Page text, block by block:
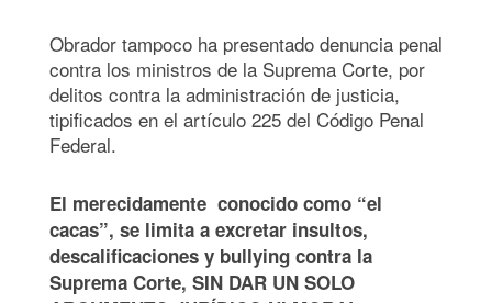
Obrador tampoco ha presentado denuncia penal
contra los ministros de la Suprema Corte, por
delitos contra la administración de justicia,
tipificados en el artículo 225 del Código Penal
Federal.
El merecidamente conocido como “el
cacas”, se limita a excretar insultos,
descalificaciones y bullying contra la
Suprema Corte, SIN DAR UN SOLO